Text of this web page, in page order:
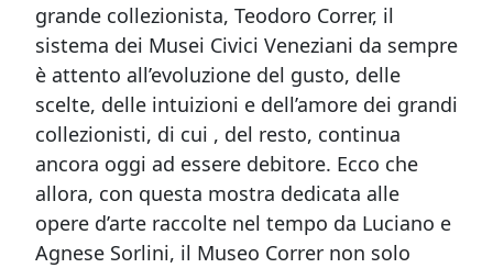
grande collezionista, Teodoro Correr, il
sistema dei Musei Civici Veneziani da sempre
è attento all’evoluzione del gusto, delle
scelte, delle intuizioni e dell’amore dei grandi
collezionisti, di cui , del resto, continua
ancora oggi ad essere debitore. Ecco che
allora, con questa mostra dedicata alle
opere d’arte raccolte nel tempo da Luciano e
Agnese Sorlini, il Museo Correr non solo